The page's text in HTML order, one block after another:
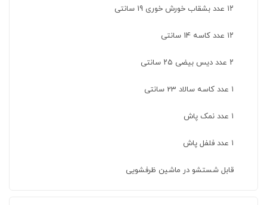
۱۲ عدد بشقاب خورش خوری 19 سانتی
۱۲ عدد کاسه 14 سانتی
۲ عدد دیس بیضی ۲۵ سانتی
۱ عدد کاسه سالاد 23 سانتی
۱ عدد نمک پاش
۱ عدد فلفل پاش
قابل شستشو در ماشین ظرفشویی